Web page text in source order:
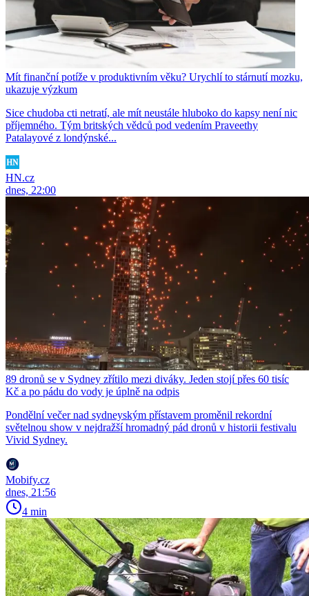
Mít finanční potíže v produktivním věku? Urychlí to stárnutí mozku,
ukazuje výzkum
Sice chudoba cti netratí, ale mít neustále hluboko do kapsy není nic
příjemného. Tým britských vědců pod vedením Praveethy
Patalayové z londýnské...
HN.cz
dnes, 22:00
89 dronů se v Sydney zřítilo mezi diváky. Jeden stojí přes 60 tisíc
Kč a po pádu do vody je úplně na odpis
Pondělní večer nad sydneyským přístavem proměnil rekordní
světelnou show v nejdražší hromadný pád dronů v historii festivalu
Vivid Sydney.
Mobify.cz
dnes, 21:56
4 min